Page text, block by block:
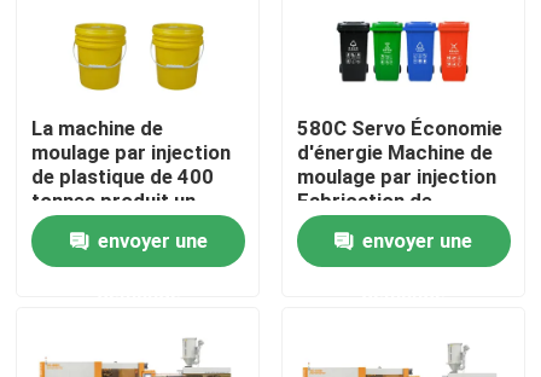
Contactez-nous
Demandez une citation
Machine de moulage par injection de seau
Machine automatique de moulage par injection
La machine de
moulage par injection
de plastique de 400
tonnes produit un
seau en plastique
envoyer une
580C Servo Économie
d'énergie Machine de
moulage par injection
Fabrication de
poubelles en plastique
envoyer une